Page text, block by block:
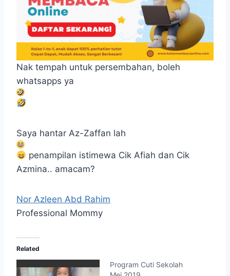
Nak tempah untuk persembahan, boleh
whatsapps ya
Saya hantar Az-Zaffan lah
penampilan istimewa Cik Afiah dan Cik
Azmina.. amacam?
Nor Azleen Abd Rahim
Professional Mommy
Related
Program Cuti Sekolah